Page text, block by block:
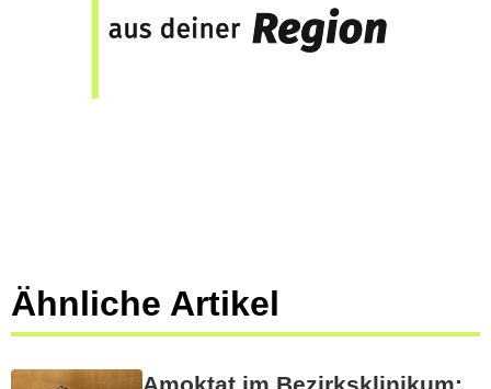
Ähnliche Artikel
Amoktat im Bezirksklinikum: